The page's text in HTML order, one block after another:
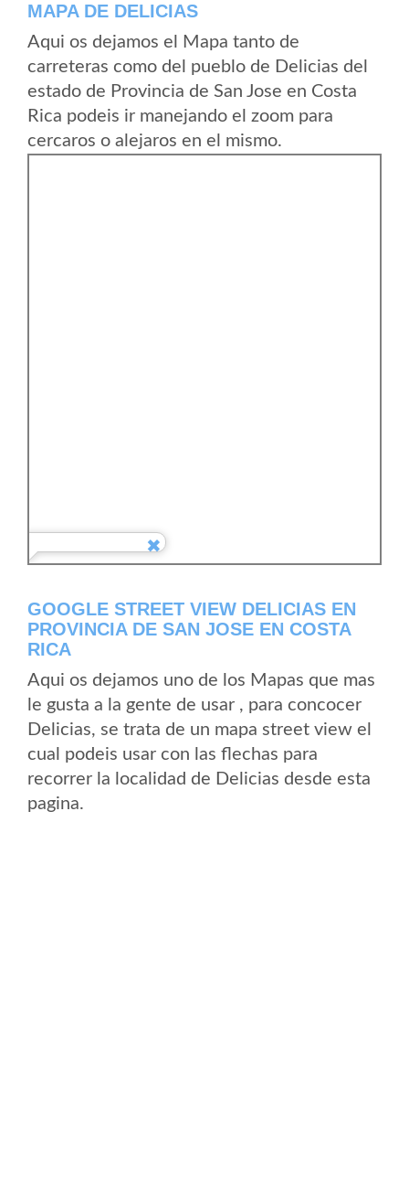
MAPA DE DELICIAS
Aqui os dejamos el Mapa tanto de
carreteras como del pueblo de Delicias del
estado de Provincia de San Jose en Costa
Rica podeis ir manejando el zoom para
cercaros o alejaros en el mismo.
GOOGLE STREET VIEW DELICIAS EN
PROVINCIA DE SAN JOSE EN COSTA
RICA
Aqui os dejamos uno de los Mapas que mas
le gusta a la gente de usar , para concocer
Delicias, se trata de un mapa street view el
cual podeis usar con las flechas para
recorrer la localidad de Delicias desde esta
pagina.